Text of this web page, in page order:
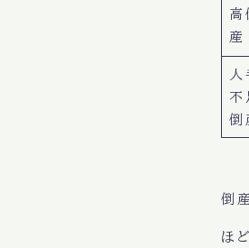
高
産
人
不
倒
倒
ほ